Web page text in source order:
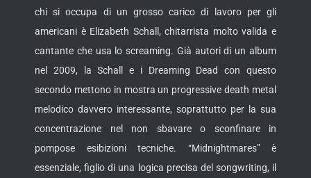
chi si occupa di un grosso carico di lavoro per gli
americani è Elizabeth Schall, chitarrista molto valida e
cantante che usa lo screaming. Già autori di un album
nel 2009, la Schall e i Dreaming Dead con questo
secondo mettono in mostra un progressive death metal
melodico davvero interessante, soprattutto per la sua
concentrazione nel non sbavare o sconfinare in
pompose esibizioni tecniche. “Midnightmares” è
essenziale, figlio di una logica precisa del songwriting, il